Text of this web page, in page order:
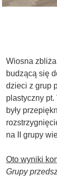
Wiosna
budzącą się
dzieci z grup
plastyczny
były
na II grupy
Oto wyniki
Grupy